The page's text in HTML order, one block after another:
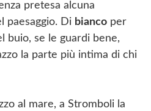
pretesa alcuna
paesaggio. Di bianco per
buio, se le guardi bene,
la parte più intima di chi
al mare, a Stromboli la